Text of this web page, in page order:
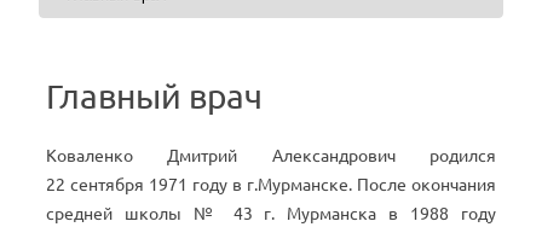
Главный врач
Коваленко Дмитрий Александрович родился
22 сентября 1971 году в г.Мурманске. После окончания
средней школы № 43 г. Мурманска в 1988 году